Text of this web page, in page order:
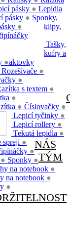
pásky ●
pásky ●
●
●
Rozešívače ●
●
s textem ●
●
● Číslovačky ●
Lepidla
Lepicí tyčinky ●
Lepicí rollery ●
Tekutá lepidla ●
spreji ●
Sponky,
klipy,
●
● Sponky ●
Tašky,
kufry a
aktovky
na notebook ●
na notebook ●
●
NÁS
TÝM